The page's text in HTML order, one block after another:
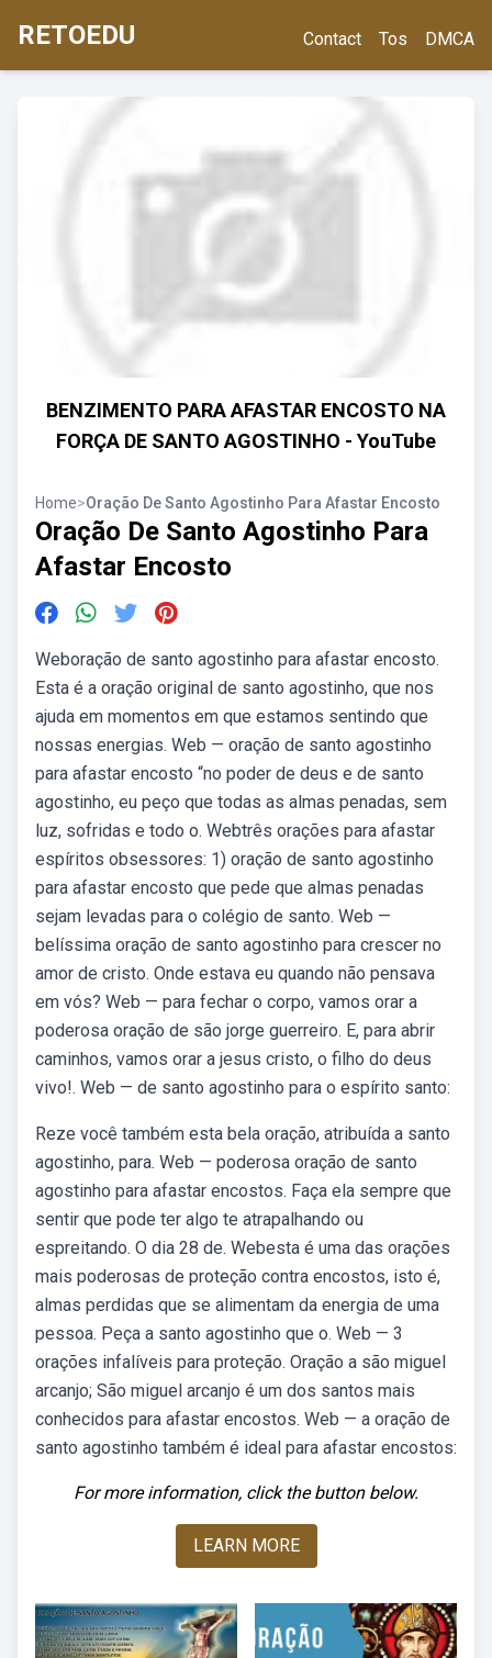
RETOEDU Contact Tos DMCA
BENZIMENTO PARA AFASTAR ENCOSTO NA
FORÇA DE SANTO AGOSTINHO - YouTube
Home>Oração De Santo Agostinho Para Afastar Encosto
Oração De Santo Agostinho Para
Afastar Encosto
Weboração de santo agostinho para afastar encosto.
Esta é a oração original de santo agostinho, que nos
ajuda em momentos em que estamos sentindo que
nossas energias. Web — oração de santo agostinho
para afastar encosto “no poder de deus e de santo
agostinho, eu peço que todas as almas penadas, sem
luz, sofridas e todo o. Webtrês orações para afastar
espíritos obsessores: 1) oração de santo agostinho
para afastar encosto que pede que almas penadas
sejam levadas para o colégio de santo. Web —
belíssima oração de santo agostinho para crescer no
amor de cristo. Onde estava eu quando não pensava
em vós? Web — para fechar o corpo, vamos orar a
poderosa oração de são jorge guerreiro. E, para abrir
caminhos, vamos orar a jesus cristo, o filho do deus
vivo!. Web — de santo agostinho para o espírito santo:
Reze você também esta bela oração, atribuída a santo
agostinho, para. Web — poderosa oração de santo
agostinho para afastar encostos. Faça ela sempre que
sentir que pode ter algo te atrapalhando ou
espreitando. O dia 28 de. Webesta é uma das orações
mais poderosas de proteção contra encostos, isto é,
almas perdidas que se alimentam da energia de uma
pessoa. Peça a santo agostinho que o. Web — 3
orações infalíveis para proteção. Oração a são miguel
arcanjo; São miguel arcanjo é um dos santos mais
conhecidos para afastar encostos. Web — a oração de
santo agostinho também é ideal para afastar encostos:
For more information, click the button below.
LEARN MORE